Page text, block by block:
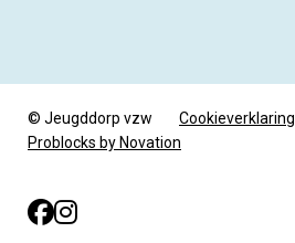
© Jeugddorp vzw Cookieverklaring
Problocks by Novation
Facebook
Instagram